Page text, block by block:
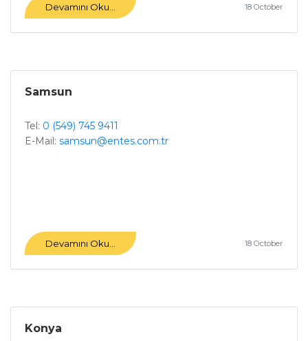
Devamını Oku... 18 October
Samsun
Tel: 0 (549) 745 9411
E-Mail: samsun@entes.com.tr
Devamını Oku... 18 October
Konya